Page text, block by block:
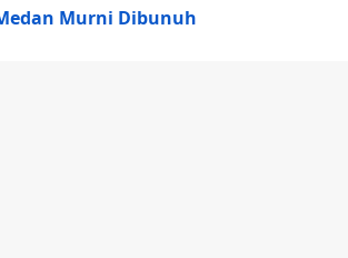
Murni Dibunuh